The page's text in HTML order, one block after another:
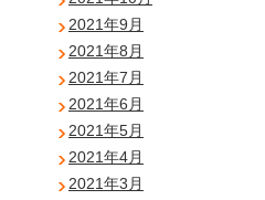
2021年9月
2021年8月
2021年7月
2021年6月
2021年5月
2021年4月
2021年3月